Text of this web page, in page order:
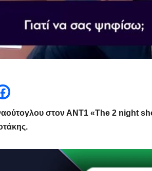
στον ΑΝΤ1 «The 2 night